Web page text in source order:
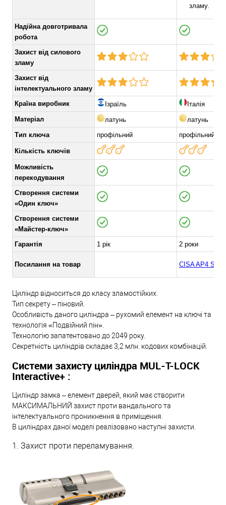
зламу.
Надійна довготривала
робота
Захист від силового
зламу
Захист від
інтелектуального зламу
Країна виробник
Ізраїль
Італія
Матеріал
латунь
латунь
Тип ключа
профільний профільний
Кількість ключів
Можливість
перекодування
Створення системи
«Один ключ»
Створення системи
«Майстер-ключ»
Гарантія
1 рік 2 роки
Посилання на товар CISA AP4 S
Циліндр відноситься до класу зламостійких.
Тип секрету – піновий.
Особливість даного циліндра – рухомий елемент на ключі та
технологія «Подвійний пін».
Технологію запатентовано до 2049 року.
Секретність циліндрів складає 3,2 млн. кодових комбінацій.
Системи захисту циліндра MUL-T-LOCK
Interactive+ :
Циліндр замка – елемент дверей, який має створити
МАКСИМАЛЬНИЙ захист проти вандального та
інтелектуального проникнення в приміщення.
В циліндрах даної моделі реалізовано наступні захисти.
1. Захист проти переламування.